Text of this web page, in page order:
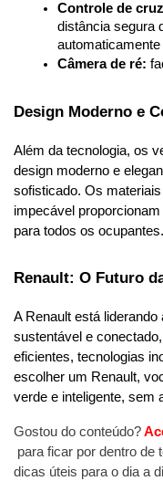
Controle de
distância segura
Câmera de ré:
Design Moderno e
Além da tecnologia, os
design moderno e
sofisticado. Os
impecável
para todos os ocupantes.
Renault: O Futuro
A Renault está
sustentável e
eficientes, tecnologias
escolher um Renault,
Gostou do conteúdo?
para ficar por dentro de
dicas úteis para o dia a